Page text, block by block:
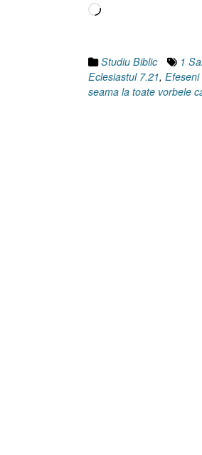
18,
Încarc...
Studiu Biblic 1
Eclesiastul 7.21,
seama la toate vorbele